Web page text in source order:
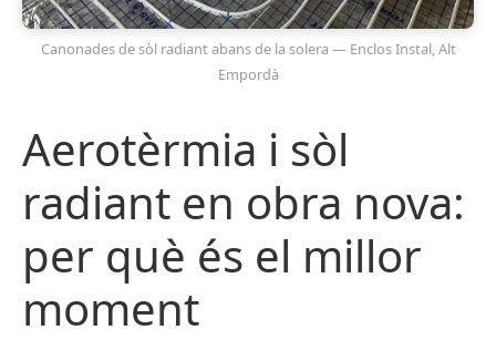
Canonades de sòl radiant abans de la solera — Enclos Instal, Alt
Empordà
Aerotèrmia i sòl
radiant en obra nova:
per què és el millor
moment